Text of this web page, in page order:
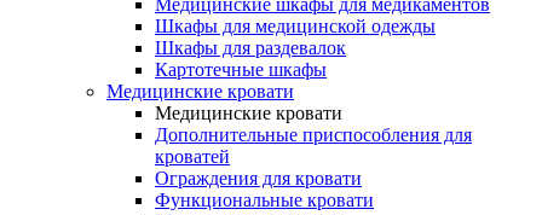
Медицинские шкафы для медикаментов
Шкафы для медицинской одежды
Шкафы для раздевалок
Картотечные шкафы
Медицинские кровати
Медицинские кровати
Дополнительные приспособления для
кроватей
Ограждения для кровати
Функциональные кровати